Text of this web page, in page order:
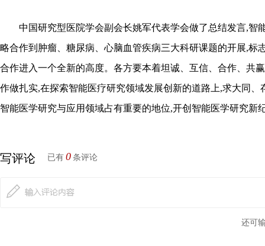
中国研究型医院学会副会长姚军代表学会做了总结发言,智
略合作到肿瘤、糖尿病、心脑血管疾病三大科研课题的开展,标
合作进入一个全新的高度。各方要本着坦诚、互信、合作、共
作做扎实,在探索智能医疗研究领域发展创新的道路上,求大同、
智能医学研究与应用领域占有重要的地位,开创智能医学研究新
写评论 已有 0 条评论
还可